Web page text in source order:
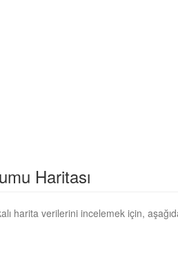
Haritası
harita verilerini incelemek için,